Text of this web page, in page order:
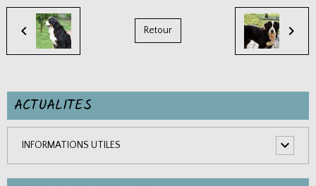
Retour
ACTUALITES
INFORMATIONS UTILES